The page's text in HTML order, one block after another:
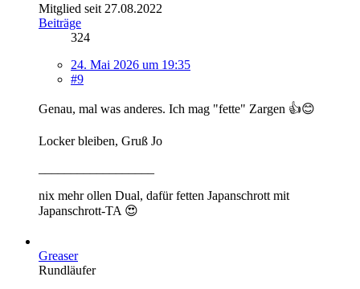
Mitglied seit 27.08.2022
Beiträge
324
24. Mai 2026 um 19:35
#9
Genau, mal was anderes. Ich mag "fette" Zargen 👍😊
Locker bleiben, Gruß Jo
nix mehr ollen Dual, dafür fetten Japanschrott mit
Japanschrott-TA 😍
Greaser
Rundläufer